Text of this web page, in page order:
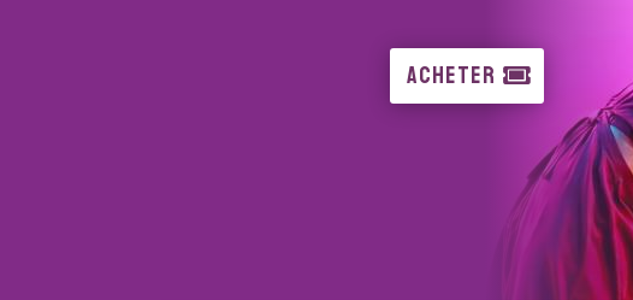
ACHETER